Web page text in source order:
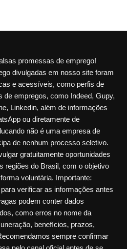
promessas de emprego!
divulgadas em nosso site foram
e acessíveis, como perfis de
de empregos, como Indeed, Gupy,
Linkedin, além de informações
ou diretamente de
não é uma empresa de
de nenhum processo seletivo.
gratuitamente oportunidades
regiões do Brasil, com o objetivo
voluntária. Importante:
verificar as informações antes
podem conter dados
como erros no nome da
benefícios, prazos,
sempre confirmar